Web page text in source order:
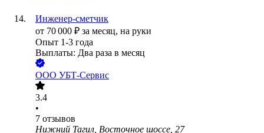
Инженер-сметчик
от 70 000 ₽ за месяц, на руки
Опыт 1-3 года
Выплаты: Два раза в месяц
ООО УБТ-Сервис
3.4
•
7 отзывов
Нижний Тагил, Восточное шоссе, 27